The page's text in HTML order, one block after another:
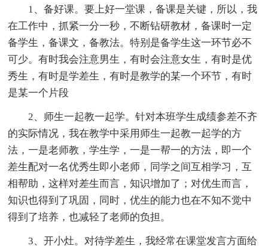
1、备好课。要上好一堂课，备课是关键，所以，我
在工作中，抓紧一分一秒，不断钻研教材，备课时一定
备学生，备课文，备教法。特别是备学生这一环节必不
可少。有时我会注意男生，有时会注意女生，有时是优
秀生，有时是学差生，有时是教学的某一个环节，有时
是某一个片段
2、师生一起教一起学。针对本班学生成绩参差不齐
的实际情况，我在教学中采用师生一起教一起学的方
法，一是老师教，学生学，一是一帮一的方法，即一个
差生配对一名优秀生即小老师，同学之间互相学习，互
相帮助，这样对差生而言，知识增加了；对优生而言，
知识也得到了巩固，同时，优生的能力也在不知不觉中
得到了培养，也减轻了老师的负担。
3、开小灶。对待学差生，我经常在课堂发言方面给